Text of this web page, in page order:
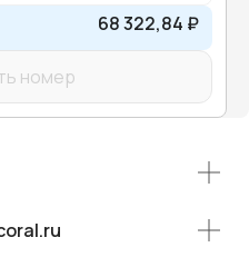
68 322,84 ₽
номер